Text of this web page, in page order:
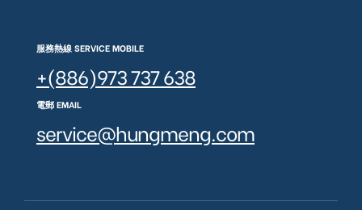
服務熱線 SERVICE MOBILE
+(886)973 737 638
電郵 EMAIL
service@hungmeng.com